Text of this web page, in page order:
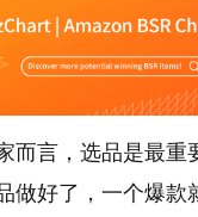
而言，选品是最重
做好了，一个爆款